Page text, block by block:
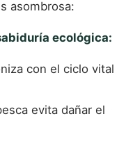
asombrosa:
ecológica:
con el ciclo vital
evita dañar el